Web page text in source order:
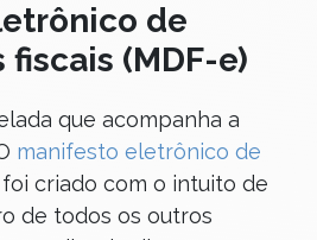
de
(MDF-e)
que acompanha a
manifesto eletrônico de
foi criado com o intuito de
de todos os outros